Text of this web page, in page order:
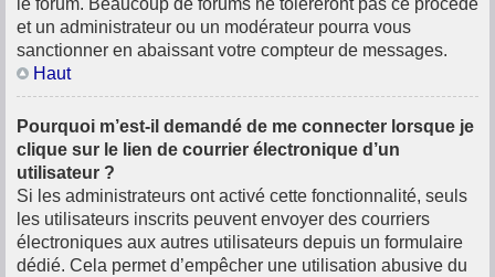
le forum. Beaucoup de forums ne toléreront pas ce procédé
et un administrateur ou un modérateur pourra vous
sanctionner en abaissant votre compteur de messages.
Haut
Pourquoi m’est-il demandé de me connecter lorsque je
clique sur le lien de courrier électronique d’un
utilisateur ?
Si les administrateurs ont activé cette fonctionnalité, seuls
les utilisateurs inscrits peuvent envoyer des courriers
électroniques aux autres utilisateurs depuis un formulaire
dédié. Cela permet d’empêcher une utilisation abusive du